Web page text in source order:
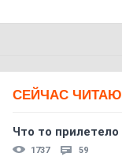
СЕЙЧАС
Что то прилетело
1737 59